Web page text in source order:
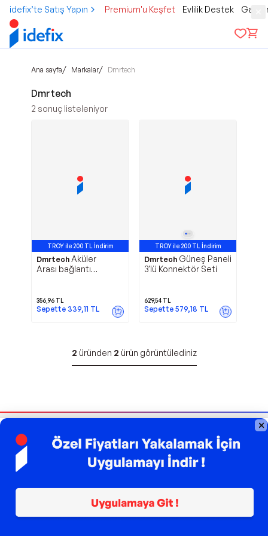
idefix’te Satış Yapın Premium'u Keşfet Evlilik Destek
Ana sayfa/ Markalar/ Dmrtech
Dmrtech
2 sonuç listeleniyor
TROY ile 200 TL İndirim
Dmrtech Aküler
Arası bağlantı
356,96 TL
Sepette 339,11 TL
TROY ile 200 TL İndirim
Dmrtech Güneş Paneli
3'lü Konnektör Seti
629,54 TL
Sepette 579,18 TL
2 üründen 2 ürün görüntülediniz
Bizi Takip Edin